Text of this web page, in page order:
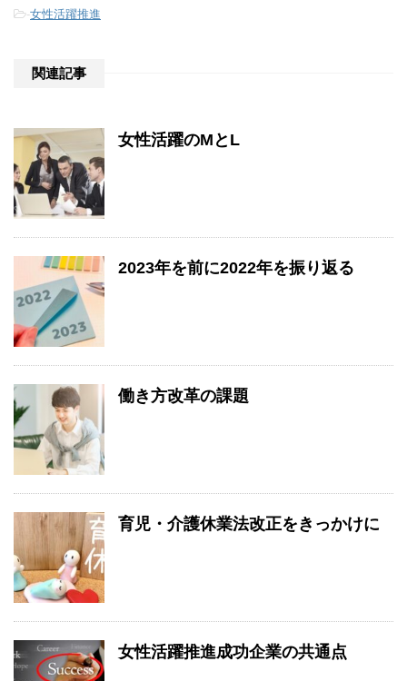
-女性活躍推進
関連記事
女性活躍のMとL
2023年を前に2022年を振り返る
働き方改革の課題
育児・介護休業法改正をきっかけに
女性活躍推進成功企業の共通点